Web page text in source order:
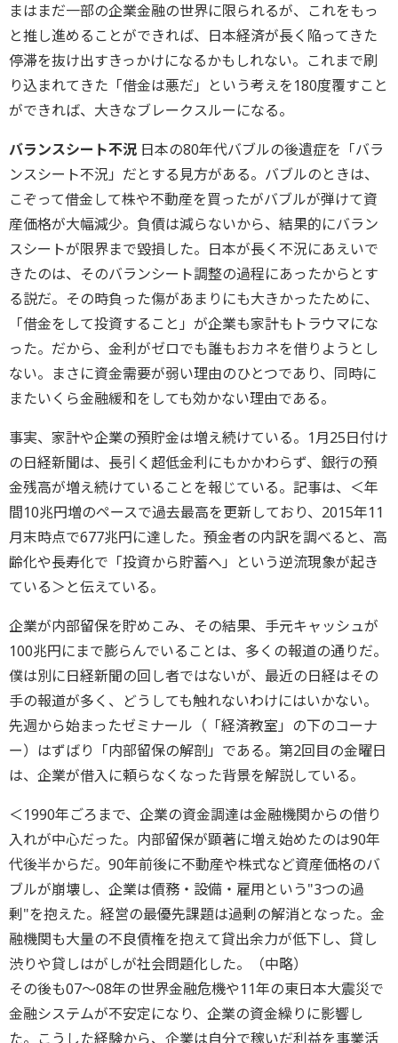
まはまだ一部の企業金融の世界に限られるが、これをもっ
と推し進めることができれば、日本経済が長く陥ってきた
停滞を抜け出すきっかけになるかもしれない。これまで刷
り込まれてきた「借金は悪だ」という考えを180度覆すこと
ができれば、大きなブレークスルーになる。
バランスシート不況 日本の80年代バブルの後遺症を「バラ
ンスシート不況」だとする見方がある。バブルのときは、
こぞって借金して株や不動産を買ったがバブルが弾けて資
産価格が大幅減少。負債は減らないから、結果的にバラン
スシートが限界まで毀損した。日本が長く不況にあえいで
きたのは、そのバランシート調整の過程にあったからとす
る説だ。その時負った傷があまりにも大きかったために、
「借金をして投資すること」が企業も家計もトラウマにな
った。だから、金利がゼロでも誰もおカネを借りようとし
ない。まさに資金需要が弱い理由のひとつであり、同時に
またいくら金融緩和をしても効かない理由である。
事実、家計や企業の預貯金は増え続けている。1月25日付け
の日経新聞は、長引く超低金利にもかかわらず、銀行の預
金残高が増え続けていることを報じている。記事は、＜年
間10兆円増のペースで過去最高を更新しており、2015年11
月末時点で677兆円に達した。預金者の内訳を調べると、高
齢化や長寿化で「投資から貯蓄へ」という逆流現象が起き
ている＞と伝えている。
企業が内部留保を貯めこみ、その結果、手元キャッシュが
100兆円にまで膨らんでいることは、多くの報道の通りだ。
僕は別に日経新聞の回し者ではないが、最近の日経はその
手の報道が多く、どうしても触れないわけにはいかない。
先週から始まったゼミナール（「経済教室」の下のコーナ
ー）はずばり「内部留保の解剖」である。第2回目の金曜日
は、企業が借入に頼らなくなった背景を解説している。
＜1990年ごろまで、企業の資金調達は金融機関からの借り
入れが中心だった。内部留保が顕著に増え始めたのは90年
代後半からだ。90年前後に不動産や株式など資産価格のバ
ブルが崩壊し、企業は債務・設備・雇用という"3つの過
剰"を抱えた。経営の最優先課題は過剰の解消となった。金
融機関も大量の不良債権を抱えて貸出余力が低下し、貸し
渋りや貸しはがしが社会問題化した。（中略）
その後も07～08年の世界金融危機や11年の東日本大震災で
金融システムが不安定になり、企業の資金繰りに影響し
た。こうした経験から、企業は自分で稼いだ利益を事業活